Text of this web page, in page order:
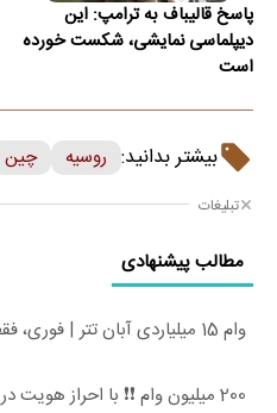
پاسخ قالیباف به ترامپ: این
دیپلماسی نمایشی، شکست خورده
است
بیشتر بدانید: روسیه چین
تبلیغات
مطالب پیشنهادی
وام 15 میلیاردی آبان تتر | فوری، فقط با احراز هویت
200 میلیون وام ❗❗ با احراز هویت در آبان تتر